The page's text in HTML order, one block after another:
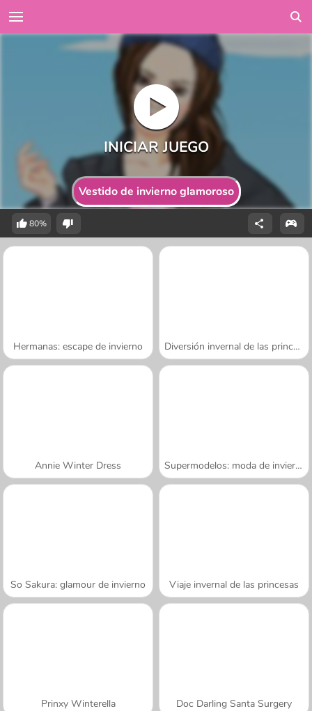
Vestido de invierno glamoroso
80%
Hermanas: escape de invierno Diversión invernal de las princesas
Annie Winter Dress Supermodelos: moda de invierno
So Sakura: glamour de invierno Viaje invernal de las princesas
Prinxy Winterella Doc Darling Santa Surgery